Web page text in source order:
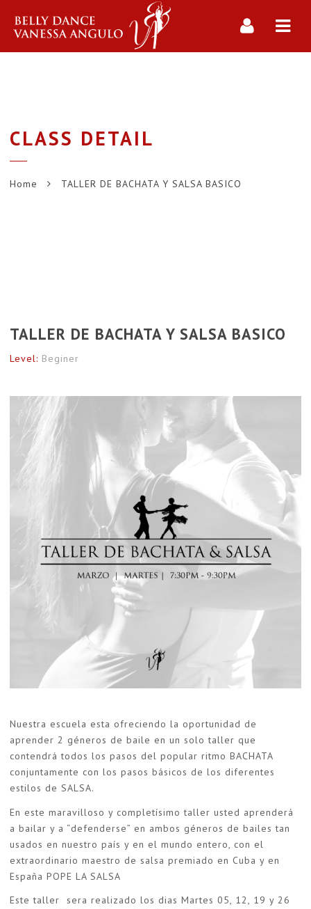
CLASS DETAIL
Home TALLER DE BACHATA Y SALSA BASICO
TALLER DE BACHATA Y SALSA BASICO
Level: Beginer
Nuestra escuela esta ofreciendo la oportunidad de
aprender 2 géneros de baile en un solo taller que
contendrá todos los pasos del popular ritmo BACHATA
conjuntamente con los pasos básicos de los diferentes
estilos de SALSA.
En este maravilloso y completísimo taller usted aprenderá
a bailar y a “defenderse” en ambos géneros de bailes tan
usados en nuestro país y en el mundo entero, con el
extraordinario maestro de salsa premiado en Cuba y en
España POPE LA SALSA
Este taller sera realizado los dias Martes 05, 12, 19 y 26